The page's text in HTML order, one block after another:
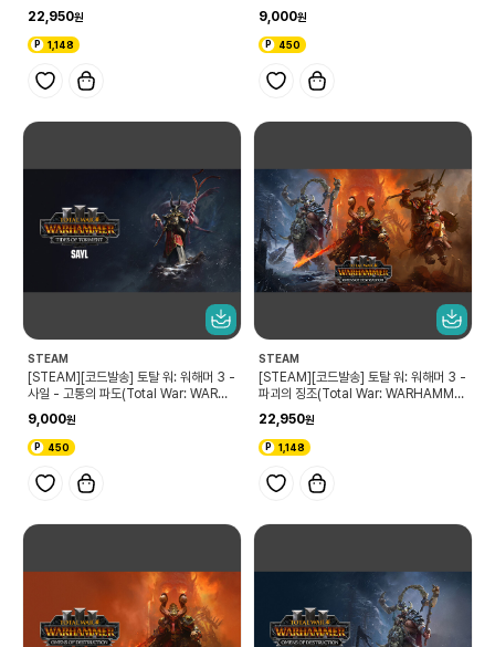
22,950
1,148
Torment)
9,000
450
STEAM
[STEAM][코드발송] 토탈 워: 워해머 3 -
사일 - 고통의 파도(Total War: WARHA
t)
9,000
450
STEAM
[STEAM][코드발송] 토탈 워: 워해머 3 -
파괴의 징조(Total War: WARHAMME
22,950
1,148